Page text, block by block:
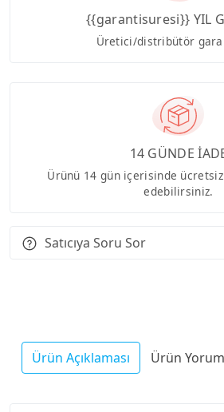
{{garantisuresi}} YIL
Üretici/distribütör
14 GÜNDE
Ürünü 14 gün içerisinde
edebilirsiniz.
Satıcıya Soru Sor
Ürün Açıklaması Ürün